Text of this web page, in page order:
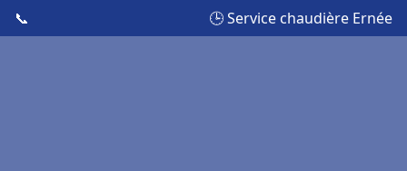
📞 🕒 Service chaudière Ernée